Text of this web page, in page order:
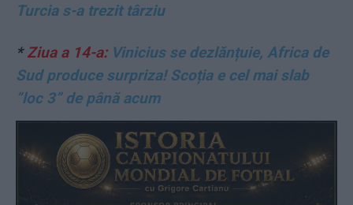
Turcia s-a trezit târziu
*Ziua a 14-a:Vinicius se dezlănțuie, Africa de
Sud produce surpriza! Scoția e cel mai slab
”loc 3” de până acum